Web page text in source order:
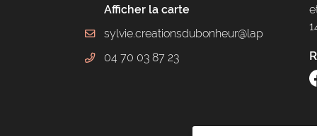
Afficher la carte
04 70 03 87 23